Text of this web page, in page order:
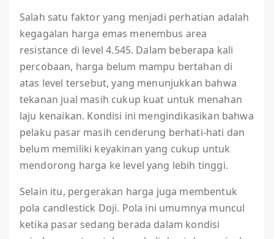
Salah satu faktor yang menjadi perhatian adalah
kegagalan harga emas menembus area
resistance di level 4.545. Dalam beberapa kali
percobaan, harga belum mampu bertahan di
atas level tersebut, yang menunjukkan bahwa
tekanan jual masih cukup kuat untuk menahan
laju kenaikan. Kondisi ini mengindikasikan bahwa
pelaku pasar masih cenderung berhati-hati dan
belum memiliki keyakinan yang cukup untuk
mendorong harga ke level yang lebih tinggi.
Selain itu, pergerakan harga juga membentuk
pola candlestick Doji. Pola ini umumnya muncul
ketika pasar sedang berada dalam kondisi